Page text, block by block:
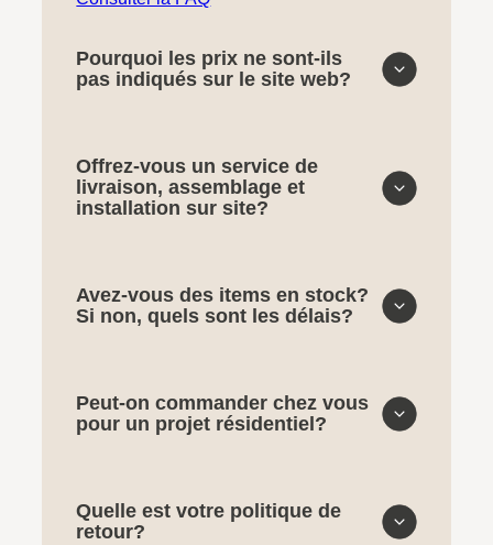
Pourquoi les prix ne sont-ils
pas indiqués sur le site web?
Offrez-vous un service de
livraison, assemblage et
installation sur site?
Avez-vous des items en stock?
Si non, quels sont les délais?
Peut-on commander chez vous
pour un projet résidentiel?
Quelle est votre politique de
retour?